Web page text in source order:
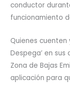
conductor
funcionamiento
Quienes cuenten
Despega’ en
Zona de Bajas
aplicación para